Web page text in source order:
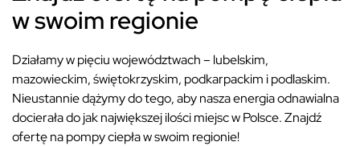
w swoim regionie
Działamy w pięciu województwach – lubelskim,
mazowieckim, świętokrzyskim, podkarpackim i podlaskim.
Nieustannie dążymy do tego, aby nasza energia odnawialna
docierała do jak największej ilości miejsc w Polsce. Znajdź
ofertę na pompy ciepła w swoim regionie!